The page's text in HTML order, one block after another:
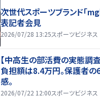
次世代スポーツブランド「
表記者会見
2026/07/28 13:25スポーツビジネス
【中高生の部活費の実態調
負担額は8.4万円。保護者の
感。
2026/07/22 12:00スポーツビジネス